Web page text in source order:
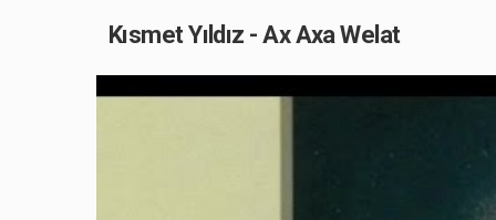
Kısmet Yıldız - Ax Axa Welat